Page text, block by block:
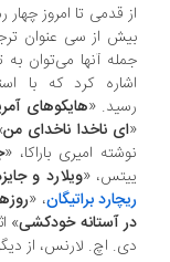
از قدمی تا امروز
بیش از سی عنوان
جمله آنها می‌توان
اشاره کرد که با
رسید. «هایکوهای
«ای ناخدا ناخدای من
نوشته امیری باراکا، «
ییتس، «ویلارد و
ریچارد براتیگان، «
در آستانه خودکشی»
دی. اچ. لارنس، از